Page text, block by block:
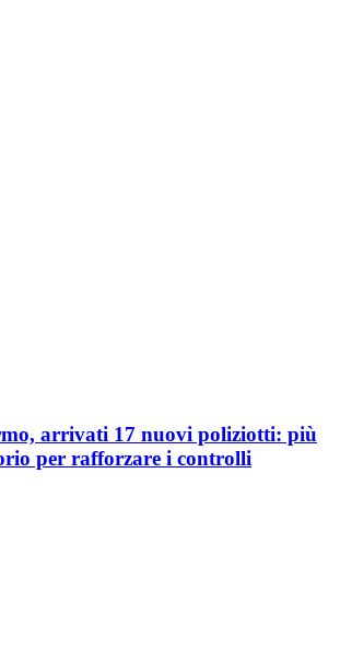
arrivati 17 nuovi poliziotti: più
per rafforzare i controlli